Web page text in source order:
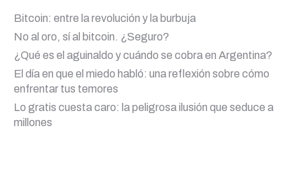
Bitcoin: entre la revolución y la burbuja
No al oro, sí al bitcoin. ¿Seguro?
¿Qué es el aguinaldo y cuándo se cobra en Argentina?
El día en que el miedo habló: una reflexión sobre cómo
enfrentar tus temores
Lo gratis cuesta caro: la peligrosa ilusión que seduce a
millones